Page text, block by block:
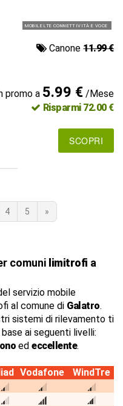
MOBILE LTE CONNETTIVITÀ E VOCE
Canone11.99 €
promo a 5.99 €/Mese
Risparmi 72.00 €
SCOPRI
4 5 »
comuni limitrofi a
servizio mobile
al comune di Galatro.
sistemi di rilevamento ti
ai seguenti livelli:
ed eccellente.
Iliad Vodafone
WindTre